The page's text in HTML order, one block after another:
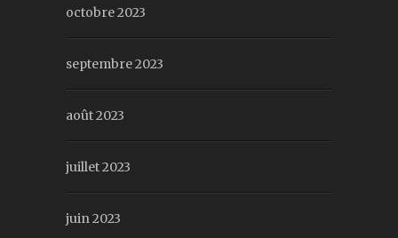
octobre 2023
septembre 2023
août 2023
juillet 2023
juin 2023